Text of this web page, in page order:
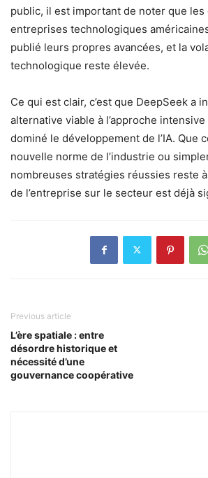
public, il est important de noter que les
entreprises technologiques
publié leurs propres avancées, et la
technologique reste élevée.
Ce qui est clair, c’est que DeepSeek a
alternative viable à l’approche
dominé le développement de l’IA. Que
nouvelle norme de l’industrie ou
nombreuses stratégies réussies reste à
de l’entreprise sur le secteur est déjà
Previous article
L’ère spatiale : entre
désordre historique et
nécessité d’une
gouvernance coopérative